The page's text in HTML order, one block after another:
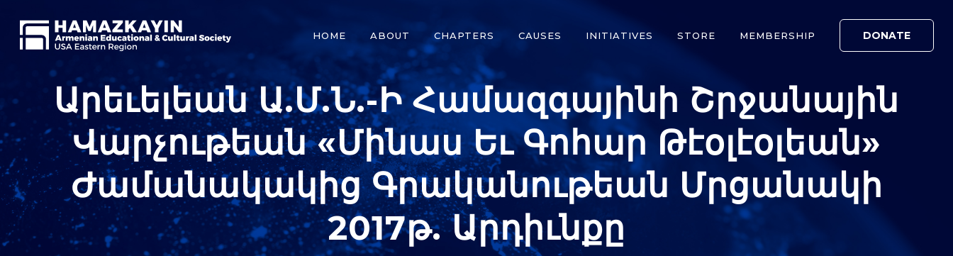
DONATE
HOME ABOUT CHAPTERS CAUSES INITIATIVES STORE MEMBERSHIP
Արեւելեան Ա.Մ.Ն.-Ի Համազգայինի Շրջանային
Վարչութեան «Մինաս Եւ Գոհար Թէօլէօլեան»
Ժամանակակից Գրականութեան Մրցանակի
2017թ. Արդիւնքը